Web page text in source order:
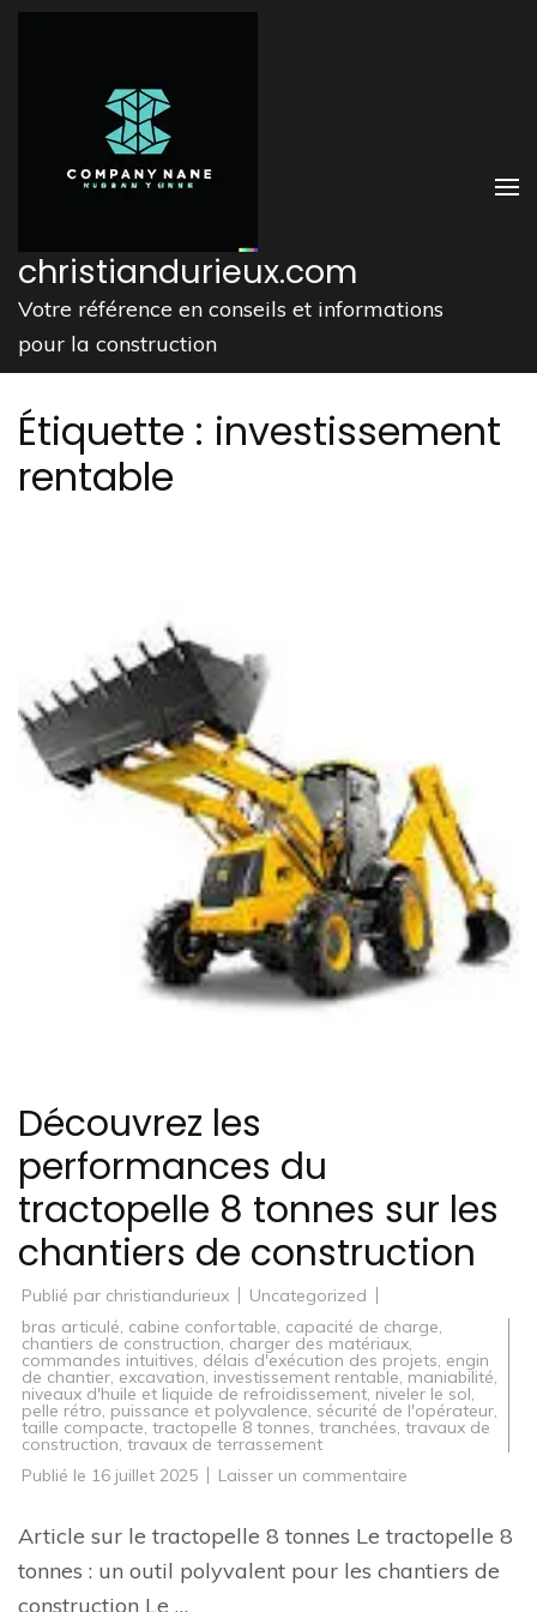
Aller
christiandurieux.com
Votre référence en conseils et informations
pour la construction
Étiquette : investissement
rentable
Découvrez les
performances du
tractopelle 8 tonnes sur les
chantiers de construction
Publié par christiandurieux
Uncategorized
bras articulé, cabine confortable, capacité de charge,
chantiers de construction, charger des matériaux,
commandes intuitives, délais d'exécution des projets, engin
de chantier, excavation, investissement rentable, maniabilité,
niveaux d'huile et liquide de refroidissement, niveler le sol,
pelle rétro, puissance et polyvalence, sécurité de l'opérateur,
taille compacte, tractopelle 8 tonnes, tranchées, travaux de
construction, travaux de terrassement
Publié le 16 juillet 2025 Laisser un commentaire
performances
du
tractopelle
8
Article sur le tractopelle 8 tonnes Le tractopelle 8
tonnes : un outil polyvalent pour les chantiers de
construction Le …